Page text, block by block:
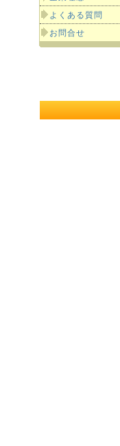
よくある質問
お問合せ